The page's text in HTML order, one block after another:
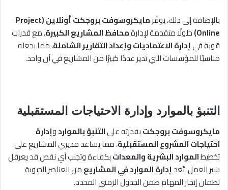
بالإضافة إلى ذلك، يوفّر
مايكروسوفت بروجكت أونلاين (Project
Online) حلولًا متقدمة لإدارةمحافظ المشاريع الكبيرة، مع قدرات
قوية فيإدارة الاعتماديات وإعداد التقارير الشاملة، مما يجعله
مناسبًا للمؤسسات التي تدير عددًا كبيرًا من المشاريع في آن واحد.
التنبؤ بالموارد وإدارة الاحتياجات المستقبلية
مايكروسوفت بروجكتبقدرته علىالتنبؤ بالمواردوإدارة
احتياجات المشروع المستقبلية، مما يساعد مديري المشاريع على
تخطيطالموارد البشرية والمعداتبكفاءة وتجنب أي نقص قد يعرقل
سير العمل. تُعدإدارة الموارد في المشاريعمن العناصر الحيوية
لضمان إنجاز المهام ضمن الجدول الزمني المحدد.